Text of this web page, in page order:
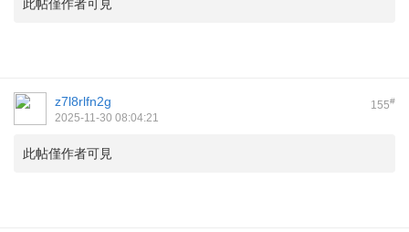
此帖僅作者可見
155#
z7l8rlfn2g
2025-11-30 08:04:21
此帖僅作者可見